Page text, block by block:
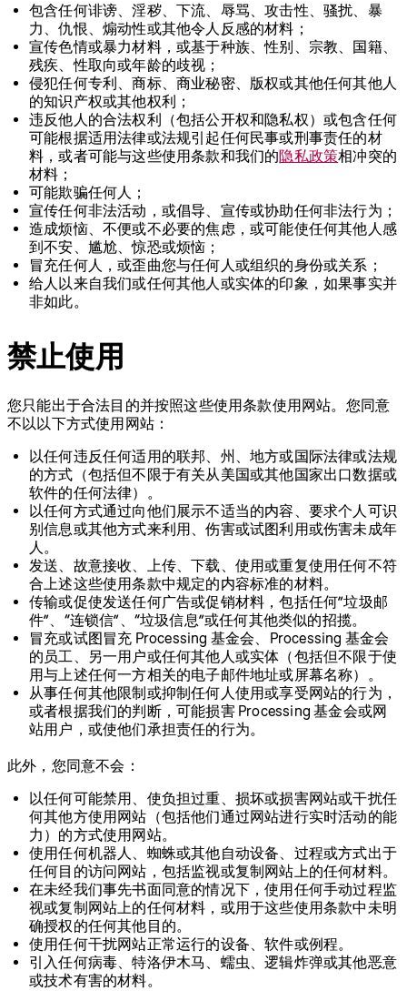
包含任何诽谤、淫秽、下流、辱骂、攻击性、骚扰、暴
力、仇恨、煽动性或其他令人反感的材料；
宣传色情或暴力材料，或基于种族、性别、宗教、国籍、
残疾、性取向或年龄的歧视；
侵犯任何专利、商标、商业秘密、版权或其他任何其他人
的知识产权或其他权利；
违反他人的合法权利（包括公开权和隐私权）或包含任何
可能根据适用法律或法规引起任何民事或刑事责任的材
料，或者可能与这些使用条款和我们的隐私政策相冲突的
材料；
可能欺骗任何人；
宣传任何非法活动，或倡导、宣传或协助任何非法行为；
造成烦恼、不便或不必要的焦虑，或可能使任何其他人感
到不安、尴尬、惊恐或烦恼；
冒充任何人，或歪曲您与任何人或组织的身份或关系；
给人以来自我们或任何其他人或实体的印象，如果事实并
非如此。
禁止使用
您只能出于合法目的并按照这些使用条款使用网站。您同意
不以以下方式使用网站：
以任何违反任何适用的联邦、州、地方或国际法律或法规
的方式（包括但不限于有关从美国或其他国家出口数据或
软件的任何法律）。
以任何方式通过向他们展示不适当的内容、要求个人可识
别信息或其他方式来利用、伤害或试图利用或伤害未成年
人。
发送、故意接收、上传、下载、使用或重复使用任何不符
合上述这些使用条款中规定的内容标准的材料。
传输或促使发送任何广告或促销材料，包括任何”垃圾邮
件”、“连锁信”、“垃圾信息”或任何其他类似的招揽。
冒充或试图冒充 Processing 基金会、Processing 基金会
的员工、另一用户或任何其他人或实体（包括但不限于使
用与上述任何一方相关的电子邮件地址或屏幕名称）。
从事任何其他限制或抑制任何人使用或享受网站的行为，
或者根据我们的判断，可能损害 Processing 基金会或网
站用户，或使他们承担责任的行为。
此外，您同意不会：
以任何可能禁用、使负担过重、损坏或损害网站或干扰任
何其他方使用网站（包括他们通过网站进行实时活动的能
力）的方式使用网站。
使用任何机器人、蜘蛛或其他自动设备、过程或方式出于
任何目的访问网站，包括监视或复制网站上的任何材料。
在未经我们事先书面同意的情况下，使用任何手动过程监
视或复制网站上的任何材料，或用于这些使用条款中未明
确授权的任何其他目的。
使用任何干扰网站正常运行的设备、软件或例程。
引入任何病毒、特洛伊木马、蠕虫、逻辑炸弹或其他恶意
或技术有害的材料。